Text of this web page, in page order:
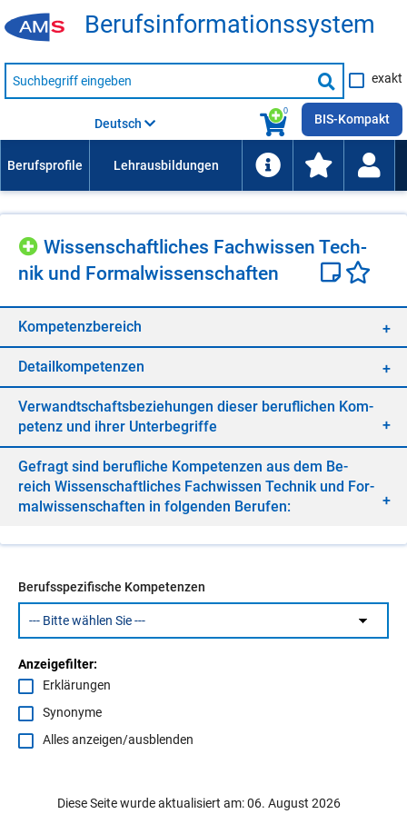
Be­rufs­in­for­ma­ti­ons­sys­tem
Suche
nach
Suche
starten
exakt
0
Deutsch BIS-Kompakt
Wis­sen­schaft­li­ches Fach­wis­sen Tech­
nik und For­mal­wis­sen­schaf­ten
Kom­pe­tenz­be­reich
De­tail­kom­pe­ten­zen
Ver­wandt­schafts­be­zie­hun­gen die­ser be­ruf­li­chen Kom­
pe­tenz und ih­rer Un­ter­be­grif­fe
Ge­fragt sind be­ruf­li­che Kom­pe­ten­zen aus dem Be­
reich Wis­sen­schaft­li­ches Fach­wis­sen Tech­nik und For­
mal­wis­sen­schaf­ten in fol­gen­den Be­ru­fen:
Berufsspezifische Kompetenzen
Anzeigefilter:
Erklärungen
Synonyme
Alles anzeigen/ausblenden
Diese Seite wurde aktualisiert am: 06. August 2026